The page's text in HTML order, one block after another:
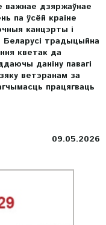
важнае дзяржаўнае
па ўсёй краіне
канцэрты і
традыцыйна
кветак да
даніну павагі
ветэранам за
працягваць
09.05.2026